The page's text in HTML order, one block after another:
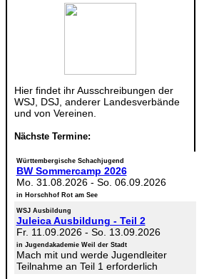
Hier findet ihr Ausschreibungen der
WSJ, DSJ, anderer Landesverbände
und von Vereinen.
Nächste Termine:
Württembergische Schachjugend
BW Sommercamp 2026
Mo. 31.08.2026- So. 06.09.2026
in Horschhof Rot am See
WSJ Ausbildung
Juleica Ausbildung - Teil 2
Fr. 11.09.2026- So. 13.09.2026
in Jugendakademie Weil der Stadt
Mach mit und werde Jugendleiter
Teilnahme an Teil 1 erforderlich